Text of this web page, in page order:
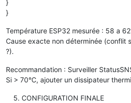
}
}
Température ESP32 mesurée : 58 a
Cause exacte non déterminée (conflit
?).
Recommandation : Surveiller
Si > 70°C, ajouter un dissipateur
CONFIGURATION FINALE